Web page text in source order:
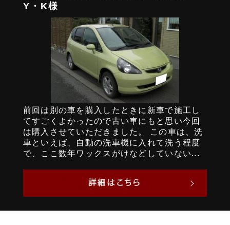
Y・K様
前回は別の車を購入したときに新車で施工し
てすごくよかったので古い車にもと思い今回
は購入させていただきました。 この車は、洗
車といえば、自動の洗車機に入れて洗う程度
で、ここ数年ワックスがけなどしていない...